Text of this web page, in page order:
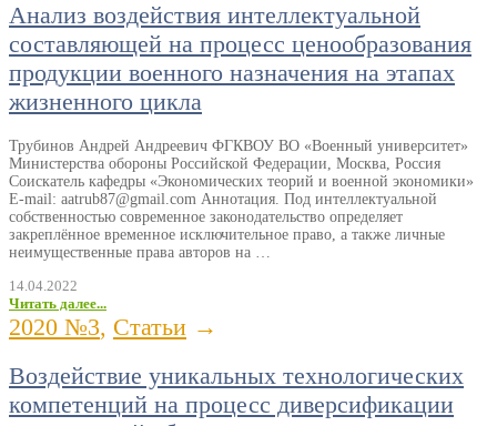
Анализ воздействия интеллектуальной
составляющей на процесс ценообразования
продукции военного назначения на этапах
жизненного цикла
Трубинов Андрей Андреевич ФГКВОУ ВО «Военный университет»
Министерства обороны Российской Федерации, Москва, Россия
Соискатель кафедры «Экономических теорий и военной экономики»
E-mail: aatrub87@gmail.com Аннотация. Под интеллектуальной
собственностью современное законодательство определяет
закреплённое временное исключительное право, а также личные
неимущественные права авторов на …
14.04.2022
Читать далее...
2020 №3, Статьи →
Воздействие уникальных технологических
компетенций на процесс диверсификации